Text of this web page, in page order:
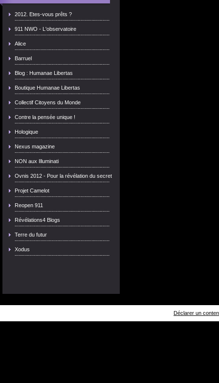
2012. Etes-vous prêts ?
911 NWO - L'observatoire
Alice
Barruel
Blog : Humanae Libertas
Boutique Humanae Libertas
Collectif Citoyens du Monde
Contre la pensée unique !
Hologique
Nexus magazine
NON aux Illuminati
Ovnis 2012 - Pour la révélation du secret
Projet Camelot
Reopen 911
Révélations4 Blogs
Terre du futur
Xodus
Déclarer un